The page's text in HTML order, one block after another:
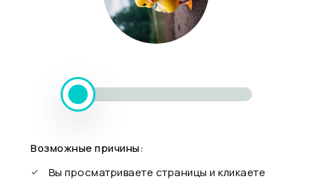
Возможные причины:
Вы просматриваете страницы и кликаете